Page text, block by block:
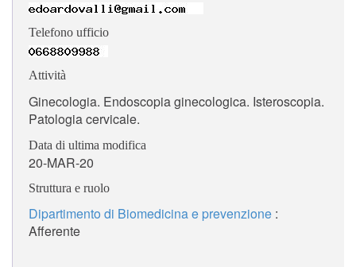
Telefono ufficio
Attività
Ginecologia. Endoscopia ginecologica. Isteroscopia.
Patologia cervicale.
Data di ultima modifica
20-MAR-20
Struttura e ruolo
Dipartimento di Biomedicina e prevenzione :
Afferente